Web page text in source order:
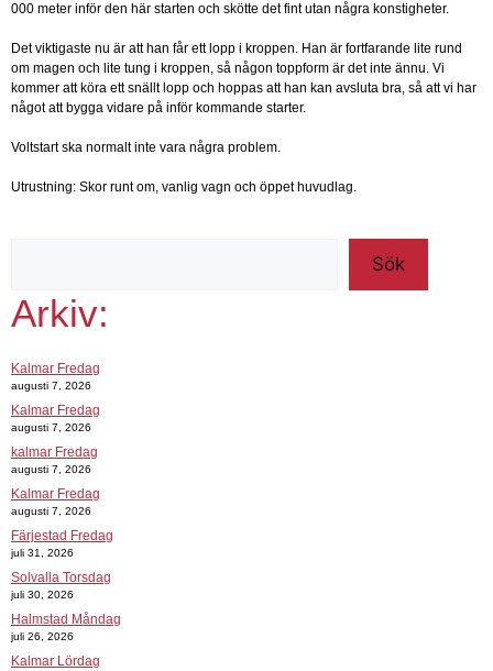
000 meter inför den här starten och skötte det fint utan några konstigheter.
Det viktigaste nu är att han får ett lopp i kroppen. Han är fortfarande lite rund
om magen och lite tung i kroppen, så någon toppform är det inte ännu. Vi
kommer att köra ett snällt lopp och hoppas att han kan avsluta bra, så att vi har
något att bygga vidare på inför kommande starter.
Voltstart ska normalt inte vara några problem.
Utrustning: Skor runt om, vanlig vagn och öppet huvudlag.
Sök
Arkiv:
Kalmar Fredag
augusti 7, 2026
Kalmar Fredag
augusti 7, 2026
kalmar Fredag
augusti 7, 2026
Kalmar Fredag
augusti 7, 2026
Färjestad Fredag
juli 31, 2026
Solvalla Torsdag
juli 30, 2026
Halmstad Måndag
juli 26, 2026
Kalmar Lördag